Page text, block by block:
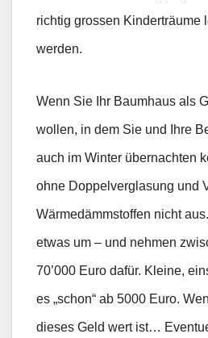
richtig grossen Kinderträume
werden.
Wenn Sie Ihr Baumhaus als
wollen, in dem Sie und Ihre
auch im Winter übernachten
ohne Doppelverglasung und
Wärmedämmstoffen nicht
etwas um – und nehmen
70’000 Euro dafür. Kleine,
es „schon“ ab 5000 Euro.
dieses Geld wert ist…